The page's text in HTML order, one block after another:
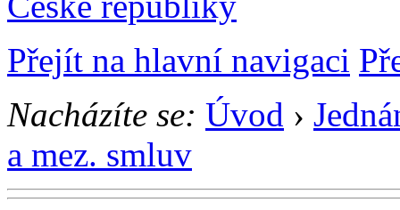
Přejít na hlavní navigaci
Nacházíte se: Úvod ›
a mez. smluv